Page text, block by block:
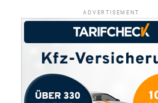
ADVERTISEMENT